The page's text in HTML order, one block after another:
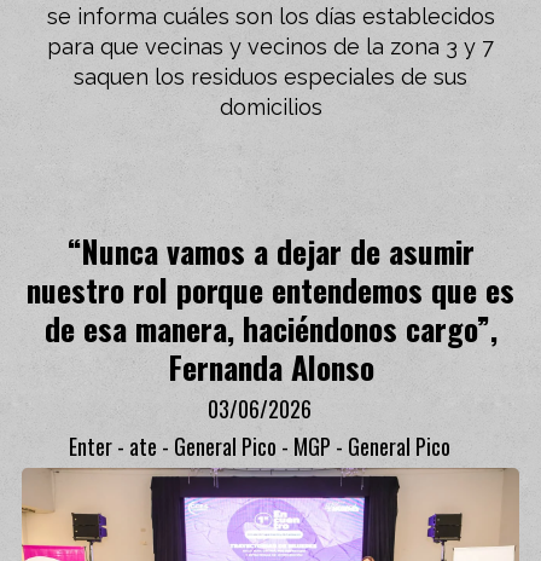
se informa cuáles son los días establecidos
para que vecinas y vecinos de la zona 3 y 7
saquen los residuos especiales de sus
domicilios
“Nunca vamos a dejar de asumir
nuestro rol porque entendemos que es
de esa manera, haciéndonos cargo”,
Fernanda Alonso
Enter - ate - General Pico - MGP - General Pico
03/06/2026